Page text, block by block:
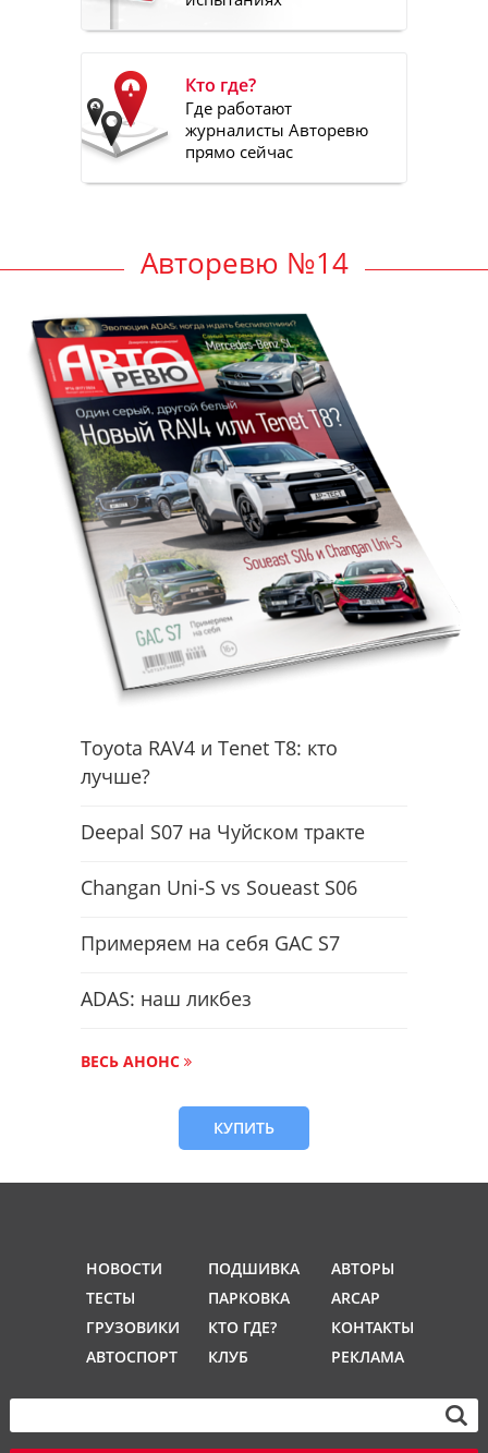
Кто где?
Где работают
журналисты Авторевю
прямо сейчас
Авторевю №14
Toyota RAV4 и Tenet T8: кто
лучше?
Deepal S07 на Чуйском тракте
Changan Uni-S vs Soueast S06
Примеряем на себя GAC S7
ADAS: наш ликбез
ВЕСЬ АНОНС
КУПИТЬ
НОВОСТИ
ТЕСТЫ
ГРУЗОВИКИ
АВТОСПОРТ
ПОДШИВКА
ПАРКОВКА
КТО ГДЕ?
КЛУБ
АВТОРЫ
ARCAP
КОНТАКТЫ
РЕКЛАМА